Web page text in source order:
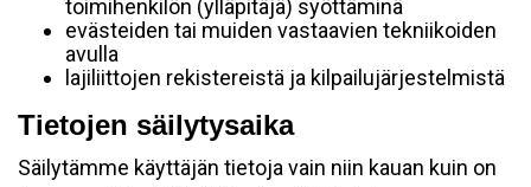
toimihenkilön (ylläpitäjä) syöttäminä
evästeiden tai muiden vastaavien tekniikoiden
avulla
lajiliittojen rekistereistä ja kilpailujärjestelmistä
Tietojen säilytysaika
Säilytämme käyttäjän tietoja vain niin kauan kuin on